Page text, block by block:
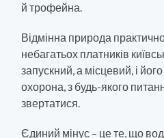
й трофейна.
Відмінна природа
небагатьох платників
запускний, а місцевий, і
охорона, з будь-якого
звертатися.
Єдиний мінус – це те, що